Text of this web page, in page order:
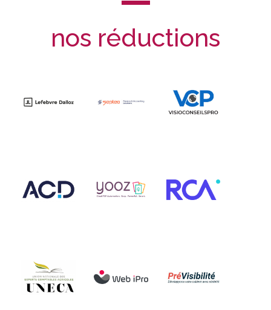
nos réductions